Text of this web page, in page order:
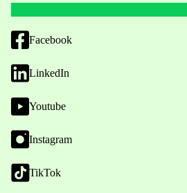
Facebook
LinkedIn
Youtube
Instagram
TikTok